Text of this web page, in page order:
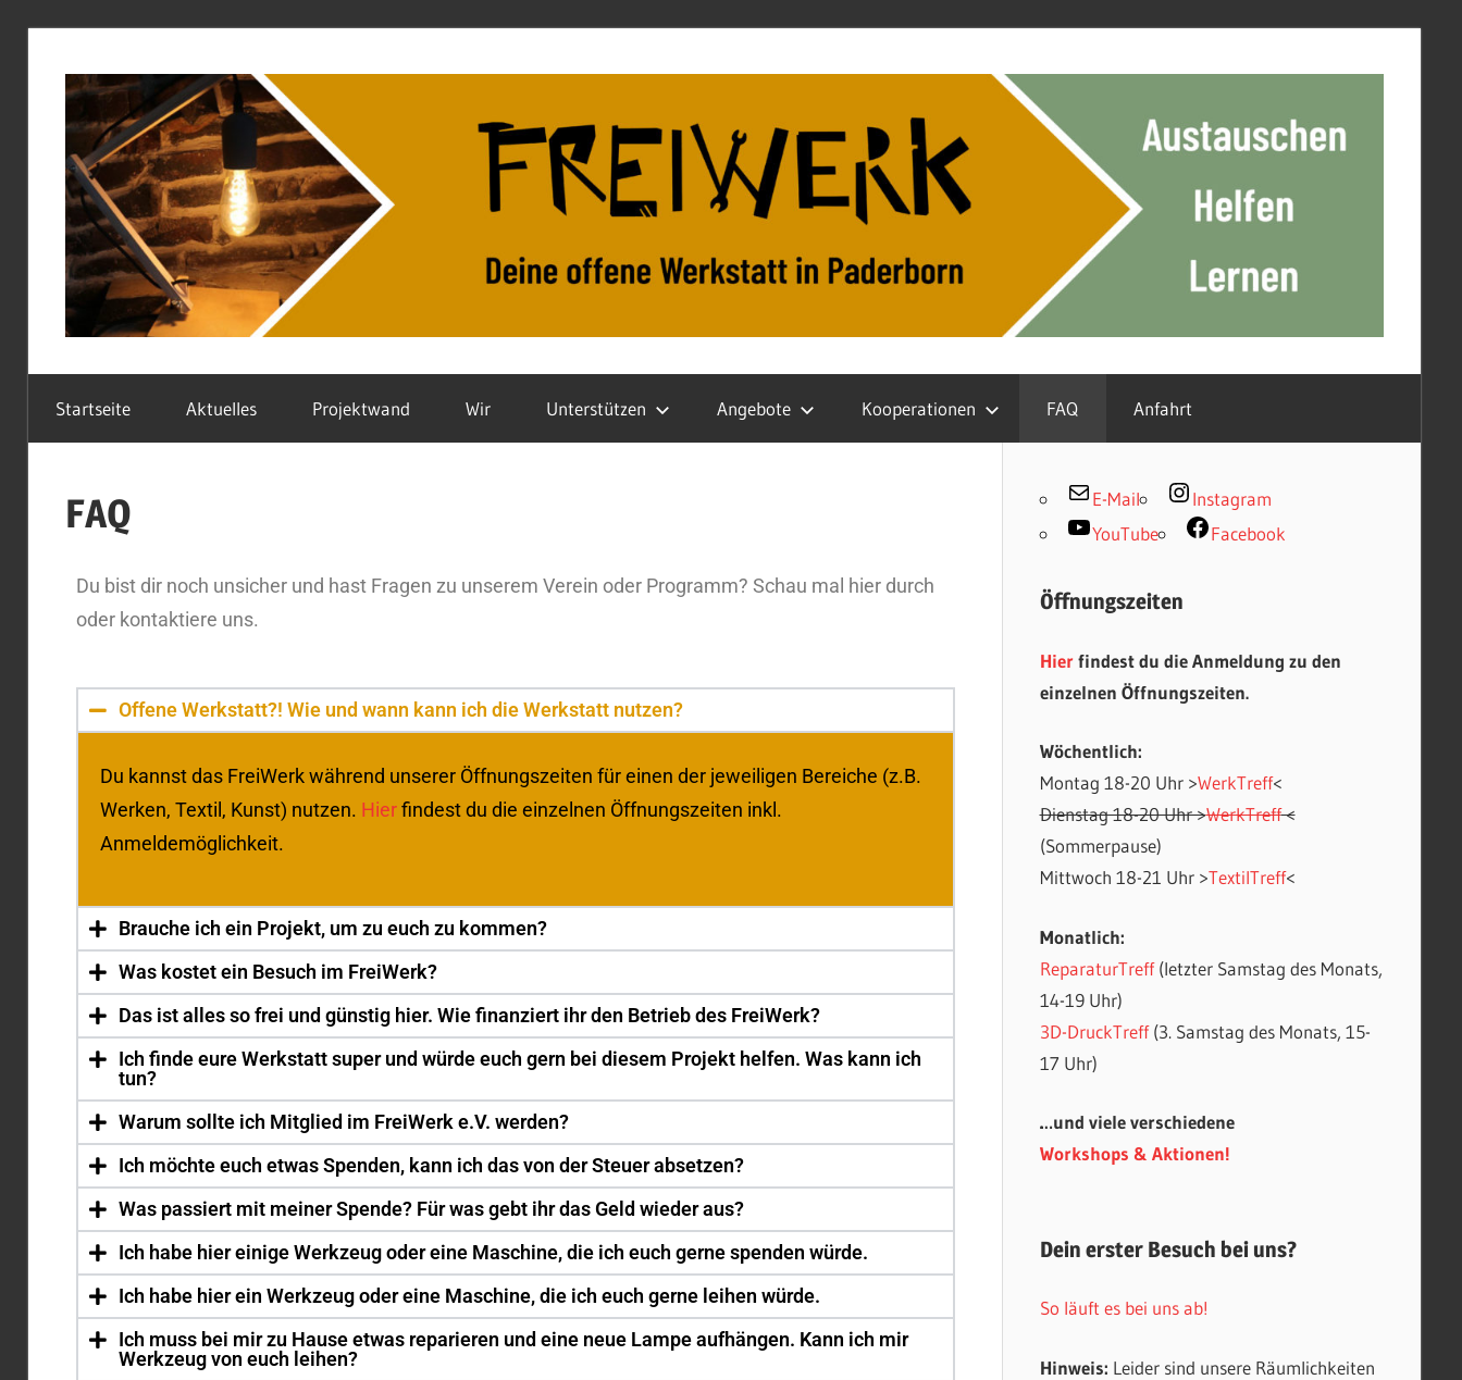
FreiWerk
Paderborn
offene
Werkstatt
Startseite Aktuelles Projektwand Wir Unterstützen Angebote Kooperationen FAQ Anfahrt
FAQ
Du bist dir noch unsicher und hast Fragen zu unserem Verein oder Programm? Schau mal hier durch
oder kontaktiere uns.
Offene Werkstatt?! Wie und wann kann ich die Werkstatt nutzen?
Du kannst das FreiWerk während unserer Öffnungszeiten für einen der jeweiligen Bereiche (z.B.
Werken, Textil, Kunst) nutzen. Hierfindest du die einzelnen Öffnungszeiten inkl.
Anmeldemöglichkeit.
Brauche ich ein Projekt, um zu euch zu kommen?
Was kostet ein Besuch im FreiWerk?
Das ist alles so frei und günstig hier. Wie finanziert ihr den Betrieb des FreiWerk?
Ich finde eure Werkstatt super und würde euch gern bei diesem Projekt helfen. Was kann ich
tun?
Warum sollte ich Mitglied im FreiWerk e.V. werden?
Ich möchte euch etwas Spenden, kann ich das von der Steuer absetzen?
Was passiert mit meiner Spende? Für was gebt ihr das Geld wieder aus?
Ich habe hier einige Werkzeug oder eine Maschine, die ich euch gerne spenden würde.
Ich habe hier ein Werkzeug oder eine Maschine, die ich euch gerne leihen würde.
Ich muss bei mir zu Hause etwas reparieren und eine neue Lampe aufhängen. Kann ich mir
Werkzeug von euch leihen?
E-Mail
Instagram
YouTube
Facebook
Öffnungszeiten
Hierfindest du die Anmeldung zu den
einzelnen Öffnungszeiten.
Wöchentlich:
Montag 18-20 Uhr >WerkTreff<
Dienstag 18-20 Uhr >WerkTreff<
(Sommerpause)
Mittwoch 18-21 Uhr >TextilTreff<
Monatlich:
ReparaturTreff(letzter Samstag des Monats,
14-19 Uhr)
3D-DruckTreff(3. Samstag des Monats, 15-
17 Uhr)
…und viele verschiedene
Workshops & Aktionen!
Dein erster Besuch bei uns?
So läuft es bei uns ab!
Hinweis: Leider sind unsere Räumlichkeiten